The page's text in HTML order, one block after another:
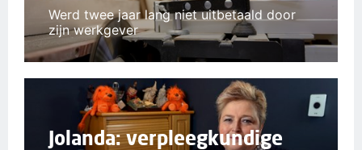
Werd twee jaar lang niet uitbetaald door
zijn werkgever
Jolanda: verpleegkundige